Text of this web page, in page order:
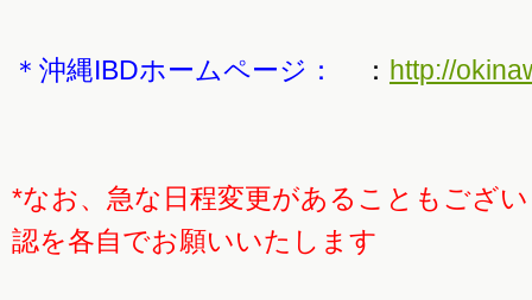
＊沖縄IBDホームページ： ： http://
*なお、急な日程変更があることもござ
認を各自でお願いいたします